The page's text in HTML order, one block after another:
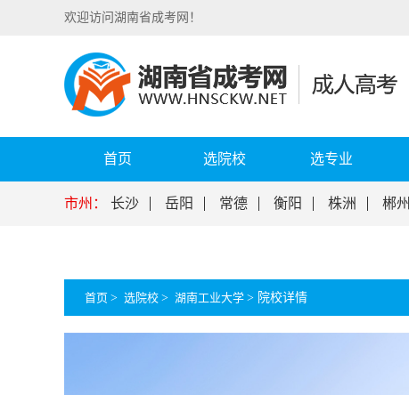
欢迎访问湖南省成考网！
首页 选院校 选专业
市州： 长沙 岳阳 常德 衡阳 株洲 郴州
首页 > 选院校 > 湖南工业大学 > 院校详情